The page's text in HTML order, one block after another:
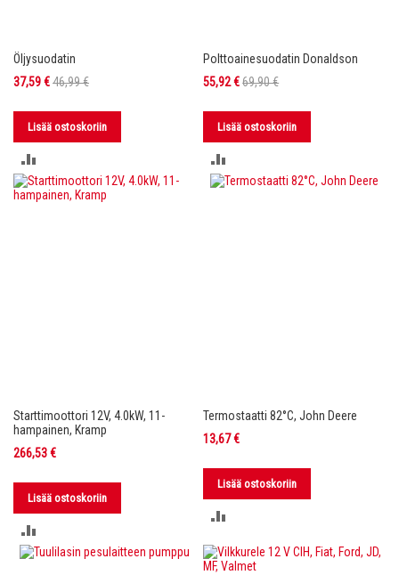
Öljysuodatin
Tarjoushinta
37,59 €46,99 €
Lisää ostoskoriin
VERTAILUUN
Polttoainesuodatin Donaldson
Tarjoushinta
55,92 €69,90 €
Lisää ostoskoriin
VERTAILUUN
Starttimoottori 12V, 4.0kW, 11-
hampainen, Kramp
266,53 €
Lisää ostoskoriin
VERTAILUUN
Termostaatti 82°C, John Deere
13,67 €
Lisää ostoskoriin
VERTAILUUN